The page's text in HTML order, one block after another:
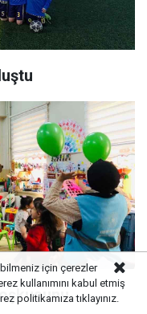
için çerezler
kullanımını kabul etmiş
politikamıza tıklayınız.